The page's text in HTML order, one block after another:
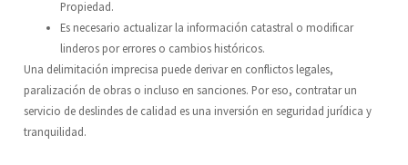
Propiedad.
Es necesario actualizar la información catastral o modificar
linderos por errores o cambios históricos.
Una delimitación imprecisa puede derivar en conflictos legales,
paralización de obras o incluso en sanciones. Por eso, contratar un
servicio de deslindes de calidad es una inversión en seguridad jurídica y
tranquilidad.